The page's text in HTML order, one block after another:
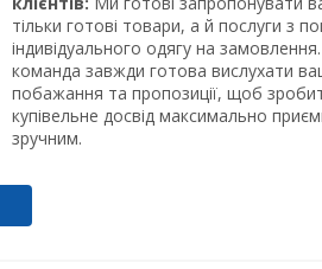
тільки готові товари, а й послуги з
індивідуального одягу на
команда завжди готова вислухати
побажання та пропозиції, щоб
купівельне досвід максимально
зручним.